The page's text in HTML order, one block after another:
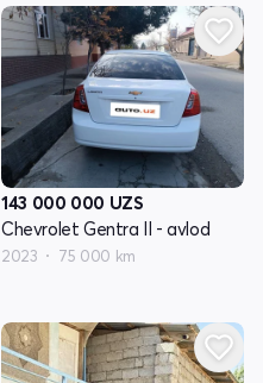
143 000 000 UZS
Chevrolet Gentra II - avlod
2023 75 000 km